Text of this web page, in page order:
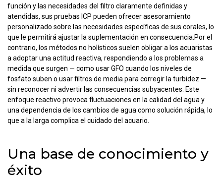
función y las necesidades del filtro claramente definidas y
atendidas, sus pruebas ICP pueden ofrecer asesoramiento
personalizado sobre las necesidades específicas de sus corales, lo
que le permitirá ajustar la suplementación en consecuencia.Por el
contrario, los métodos no holísticos suelen obligar a los acuaristas
a adoptar una actitud reactiva, respondiendo a los problemas a
medida que surgen — como usar GFO cuando los niveles de
fosfato suben o usar filtros de media para corregir la turbidez —
sin reconocer ni advertir las consecuencias subyacentes. Este
enfoque reactivo provoca fluctuaciones en la calidad del agua y
una dependencia de los cambios de agua como solución rápida, lo
que a la larga complica el cuidado del acuario.
Una base de conocimiento y
éxito